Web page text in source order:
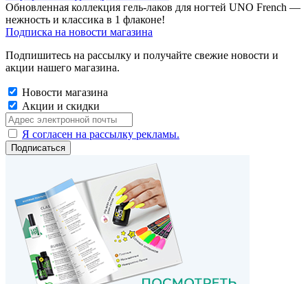
Обновленная коллекция гель-лаков для ногтей UNO French —
нежность и классика в 1 флаконе!
Подписка на новости магазина
Подпишитесь на рассылку и получайте свежие новости и
акции нашего магазина.
Новости магазина
Акции и скидки
Я согласен на рассылку рекламы.